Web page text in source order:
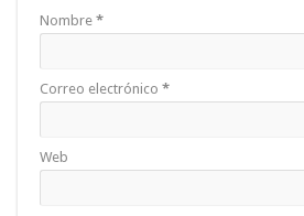
Nombre *
Correo electrónico *
Web